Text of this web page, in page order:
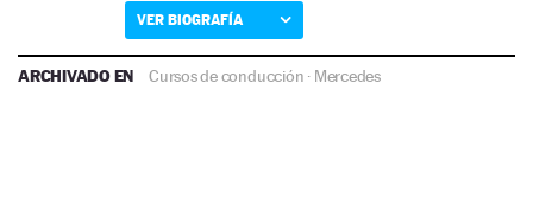
VER BIOGRAFÍA
ARCHIVADO EN Cursos de conducción · Mercedes